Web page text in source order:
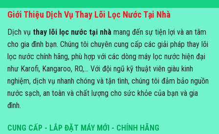
Giới Thiệu Dịch Vụ Thay Lõi Lọc Nước Tại Nhà
Dịch vụ thay lõi lọc nước tại nhà mang đến sự tiện lợi và an tâm
cho gia đình bạn. Chúng tôi chuyên cung cấp các giải pháp thay lõi
lọc nước chính hãng, phù hợp với các dòng máy lọc nước hiện đại
như Karofi, Kangaroo, RO,... Với đội ngũ kỹ thuật viên giàu kinh
nghiệm, dịch vụ nhanh chóng và tận tình, chúng tôi đảm bảo nguồn
nước sạch, an toàn và chất lượng cho sức khỏe của bạn và gia
đình.
CUNG CẤP - LẮP ĐẶT MÁY MỚI - CHÍNH HÃNG